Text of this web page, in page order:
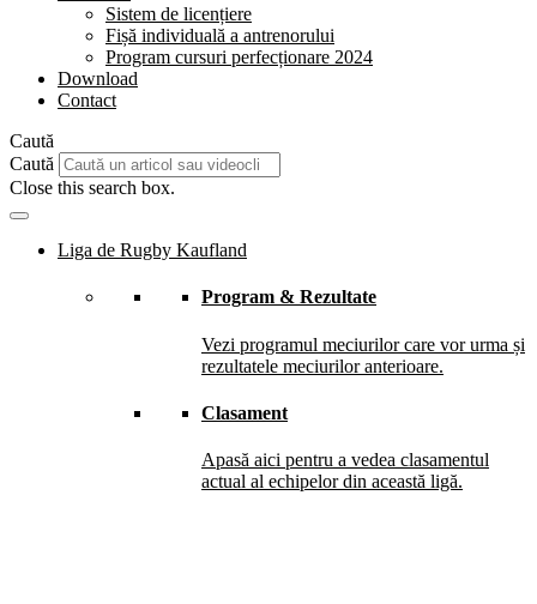
Sistem de licențiere
Fișă individuală a antrenorului
Program cursuri perfecționare 2024
Download
Contact
Caută
Caută
Close this search box.
Liga de Rugby Kaufland
Program & Rezultate
Vezi programul meciurilor care vor urma și
rezultatele meciurilor anterioare.
Clasament
Apasă aici pentru a vedea clasamentul
actual al echipelor din această ligă.